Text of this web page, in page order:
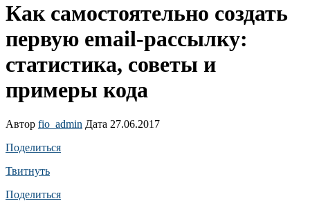
Как самостоятельно создать
первую email-рассылку:
статистика, советы и
примеры кода
Автор fio_admin Дата 27.06.2017
Поделиться
Твитнуть
Поделиться